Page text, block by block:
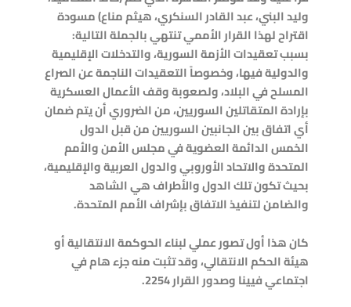
وليد البني، عبد القادر السنكري، هيثم مناع) مسودة
اقتراح لهذا القرار الأممي تنتهي بالجملة التالية:
بسبب تعقيدات الأزمة السورية، والتدخلات الإقليمية
والدولية فيها، وخصوصاً التعقيدات الناجمة عن الصراع
المسلح في البلاد، ولصعوبة وقف الأعمال العسكرية
بإرادة المتقاتلين السوريين، من الضروري أن يتم ضمان
أي اتفاق بين الجانبين السوريين من قبل الدول
الخمس الدائمة العضوية في مجلس الأمن والأمم
المتحدة والاتحاد الأوروبي والدول العربية والإقليمية،
بحيث تكون تلك الدول والأطراف هي الشاهد
والضامن لتنفيذ الاتفاق بإشراف الأمم المتحدة.
كان هذا أول تصور عملي لبناء الحوكمة الانتقالية أو
هيئة الحكم الانتقالي، وقد تثبت منه جزء هام في
اجتماعي فيينا وصدور القرار 2254.